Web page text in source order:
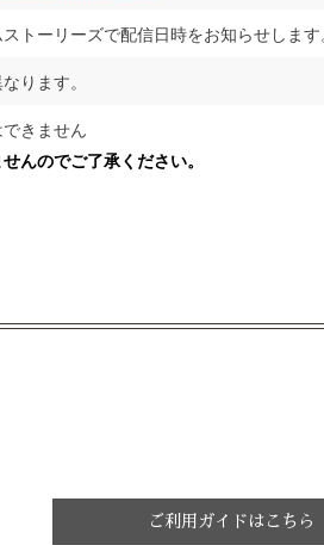
トーリーズで配信日時をお知らせしま
ります。
きません
んのでご了承ください。
ご利用ガイドはこちら